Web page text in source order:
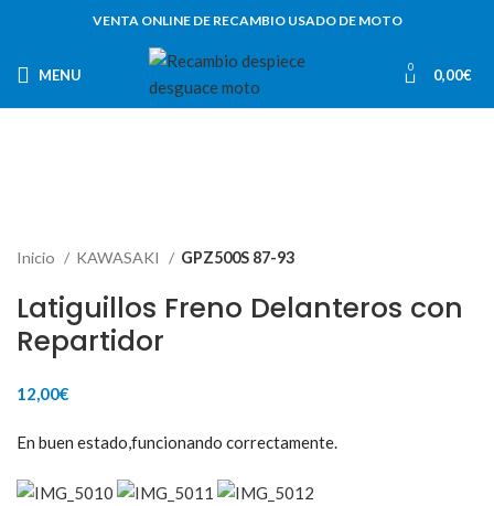
VENTA ONLINE DE RECAMBIO USADO DE MOTO
MENU 0 0,00€
Inicio KAWASAKI GPZ500S 87-93
Latiguillos Freno Delanteros con
Repartidor
12,00€
En buen estado,funcionando correctamente.